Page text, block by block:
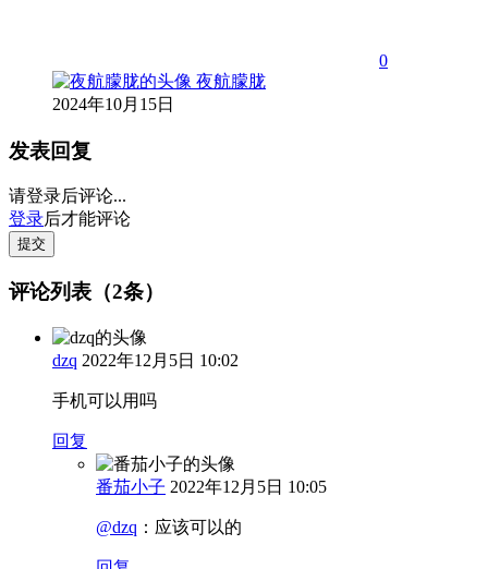
0
夜航朦胧
2024年10月15日
发表回复
请登录后评论...
登录后才能评论
提交
评论列表（2条）
dzq 2022年12月5日 10:02
手机可以用吗
回复
番茄小子 2022年12月5日 10:05
@dzq ： 应该可以的